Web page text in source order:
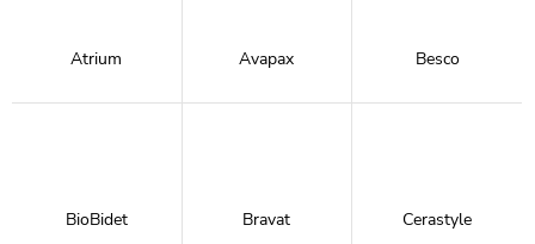
Atrium Avapax Besco
BioBidet Bravat Cerastyle